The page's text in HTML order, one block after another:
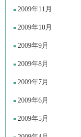
2009年11月
2009年10月
2009年9月
2009年8月
2009年7月
2009年6月
2009年5月